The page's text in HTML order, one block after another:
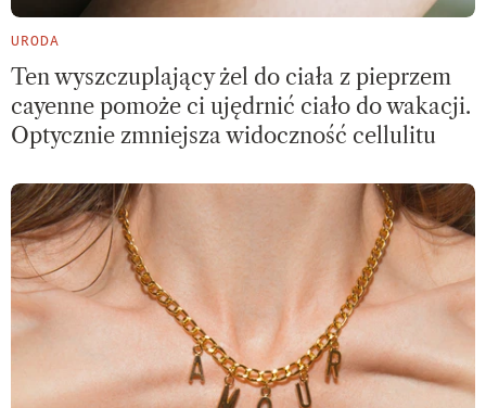
URODA
Ten wyszczuplający żel do ciała z pieprzem
cayenne pomoże ci ujędrnić ciało do wakacji.
Optycznie zmniejsza widoczność cellulitu